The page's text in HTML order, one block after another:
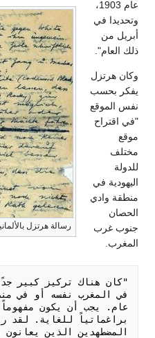
رسالة هرتزل
عام 1903،
وتحديدا في
أبريل من
ذلك العام".
وكان هرتزل
يفكر بحسب
نفس الموقع
"في اقتراح
موقع
مختلف
للدولة
اليهودية في
منطقة وادي
الحصان
جنوب غرب
المغرب.